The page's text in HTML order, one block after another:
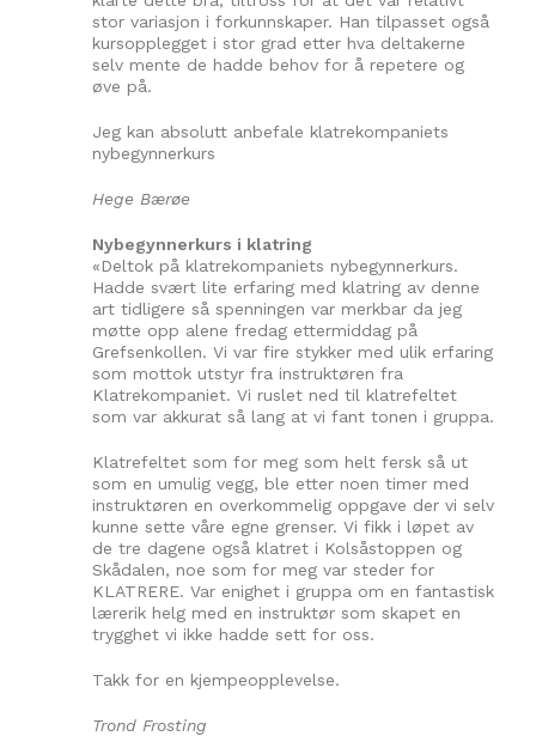
stor variasjon i forkunnskaper. Han tilpasset også
kursopplegget i stor grad etter hva deltakerne
selv mente de hadde behov for å repetere og
øve på.
Jeg kan absolutt anbefale klatrekompaniets
nybegynnerkurs
Hege Bærøe
Nybegynnerkurs i klatring
«Deltok på klatrekompaniets nybegynnerkurs.
Hadde svært lite erfaring med klatring av denne
art tidligere så spenningen var merkbar da jeg
møtte opp alene fredag ettermiddag på
Grefsenkollen. Vi var fire stykker med ulik erfaring
som mottok utstyr fra instruktøren fra
Klatrekompaniet. Vi ruslet ned til klatrefeltet
som var akkurat så lang at vi fant tonen i gruppa.
Klatrefeltet som for meg som helt fersk så ut
som en umulig vegg, ble etter noen timer med
instruktøren en overkommelig oppgave der vi selv
kunne sette våre egne grenser. Vi fikk i løpet av
de tre dagene også klatret i Kolsåstoppen og
Skådalen, noe som for meg var steder for
KLATRERE. Var enighet i gruppa om en fantastisk
lærerik helg med en instruktør som skapet en
trygghet vi ikke hadde sett for oss.
Takk for en kjempeopplevelse.
Trond Frosting